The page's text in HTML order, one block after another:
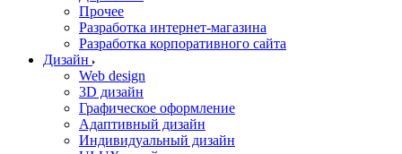
Прочее
Разработка интернет-магазина
Разработка корпоративного сайта
Дизайн
Web design
3D дизайн
Графическое оформление
Адаптивный дизайн
Индивидуальный дизайн